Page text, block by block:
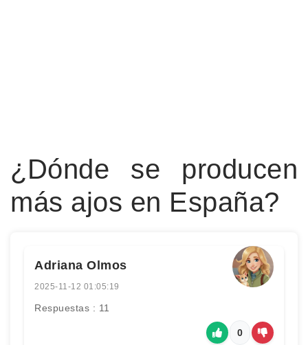
¿Dónde se producen
más ajos en España?
Adriana Olmos
2025-11-12 01:05:19
Respuestas : 11
0